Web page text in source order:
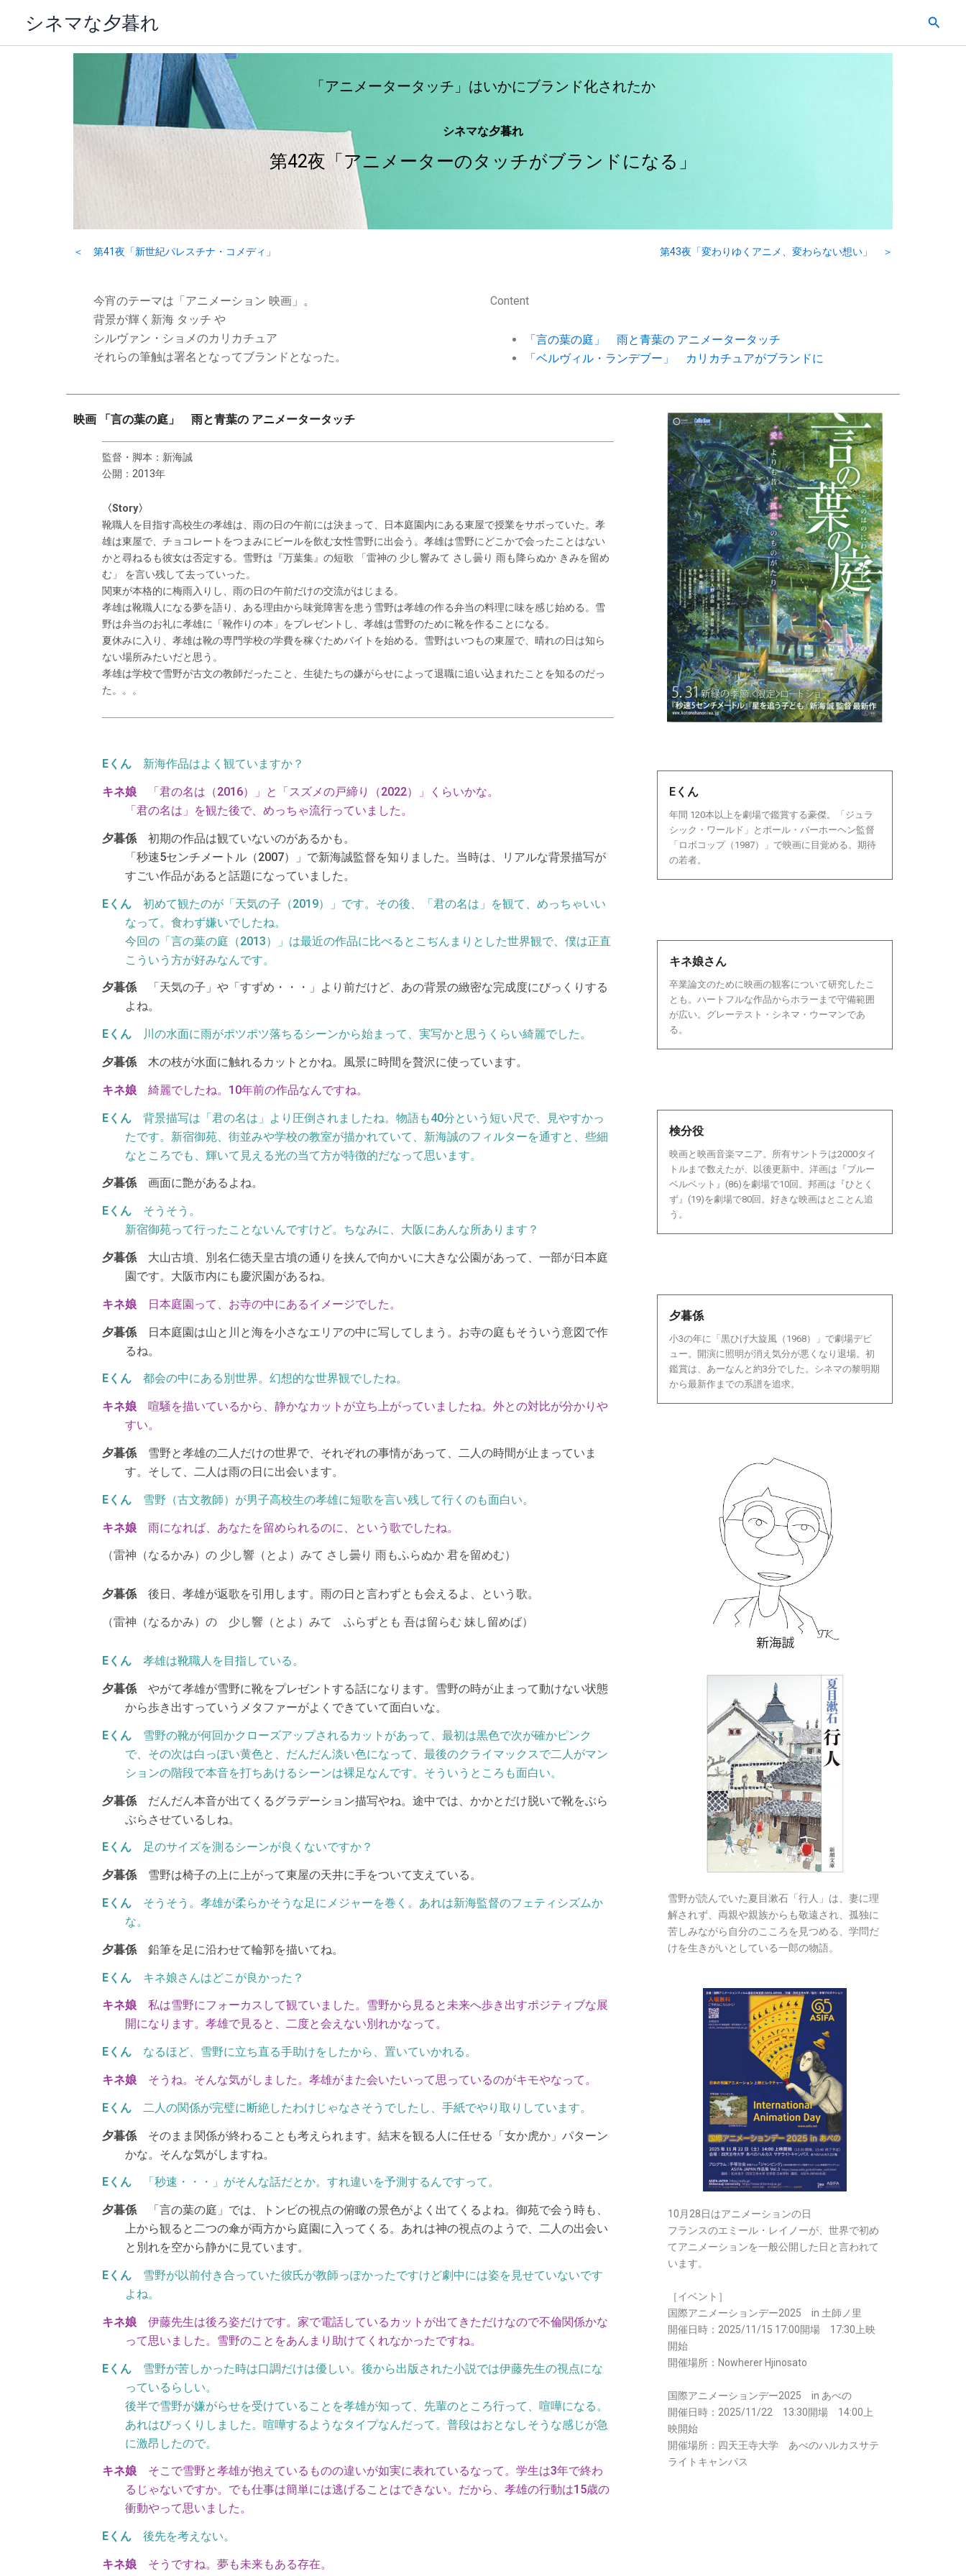
を
シネマな夕暮れ
検
「アニメータータッチ」はいかにブランド化されたか
シネマな夕暮れ
第42夜「アニメーターのタッチがブランドになる」
＜ 第41夜「新世紀パレスチナ・コメディ」 第43夜「変わりゆくアニメ、変わらない想い」 ＞
今宵のテーマは「アニメーション 映画」。
背景が輝く新海 タッチ や
シルヴァン・ショメのカリカチュア
それらの筆触は署名となってブランドとなった。
Content
「言の葉の庭」 雨と青葉の アニメータータッチ
「ベルヴィル・ランデブー」 カリカチュアがブランドに
映画 「言の葉の庭」 雨と青葉の アニメータータッチ
監督・脚本：新海誠
公開：2013年
〈Story〉
靴職人を目指す高校生の孝雄は、雨の日の午前には決まって、日本庭園内にある東屋で授業をサボっていた。孝
雄は東屋で、チョコレートをつまみにビールを飲む女性雪野に出会う。孝雄は雪野にどこかで会ったことはない
かと尋ねるも彼女は否定する。雪野は『万葉集』の短歌 「雷神の 少し響みて さし曇り 雨も降らぬか きみを留め
む」 を言い残して去っていった。
関東が本格的に梅雨入りし、雨の日の午前だけの交流がはじまる。
孝雄は靴職人になる夢を語り、ある理由から味覚障害を患う雪野は孝雄の作る弁当の料理に味を感じ始める。雪
野は弁当のお礼に孝雄に「靴作りの本」をプレゼントし、孝雄は雪野のために靴を作ることになる。
夏休みに入り、孝雄は靴の専門学校の学費を稼ぐためバイトを始める。雪野はいつもの東屋で、晴れの日は知ら
ない場所みたいだと思う。
孝雄は学校で雪野が古文の教師だったこと、生徒たちの嫌がらせによって退職に追い込まれたことを知るのだっ
た。。。
新海作品はよく観ていますか？
「君の名は（2016）」と「スズメの戸締り（2022）」くらいかな。
「君の名は」を観た後で、めっちゃ流行っていました。
初期の作品は観ていないのがあるかも。
「秒速5センチメートル（2007）」で新海誠監督を知りました。当時は、リアルな背景描写が
すごい作品があると話題になっていました。
初めて観たのが「天気の子（2019）」です。その後、「君の名は」を観て、めっちゃいい
なって。食わず嫌いでしたね。
今回の「言の葉の庭（2013）」は最近の作品に比べるとこぢんまりとした世界観で、僕は正直
こういう方が好みなんです。
「天気の子」や「すずめ・・・」より前だけど、あの背景の緻密な完成度にびっくりする
よね。
川の水面に雨がポツポツ落ちるシーンから始まって、実写かと思うくらい綺麗でした。
木の枝が水面に触れるカットとかね。風景に時間を贅沢に使っています。
綺麗でしたね。10年前の作品なんですね。
背景描写は「君の名は」より圧倒されましたね。物語も40分という短い尺で、見やすかっ
たです。新宿御苑、街並みや学校の教室が描かれていて、新海誠のフィルターを通すと、些細
なところでも、輝いて見える光の当て方が特徴的だなって思います。
画面に艶があるよね。
そうそう。
新宿御苑って行ったことないんですけど。ちなみに、大阪にあんな所あります？
大山古墳、別名仁徳天皇古墳の通りを挟んで向かいに大きな公園があって、一部が日本庭
園です。大阪市内にも慶沢園があるね。
日本庭園って、お寺の中にあるイメージでした。
日本庭園は山と川と海を小さなエリアの中に写してしまう。お寺の庭もそういう意図で作
るね。
都会の中にある別世界。幻想的な世界観でしたね。
喧騒を描いているから、静かなカットが立ち上がっていましたね。外との対比が分かりや
すい。
雪野と孝雄の二人だけの世界で、それぞれの事情があって、二人の時間が止まっていま
す。そして、二人は雨の日に出会います。
雪野（古文教師）が男子高校生の孝雄に短歌を言い残して行くのも面白い。
雨になれば、あなたを留められるのに、という歌でしたね。
（雷神（なるかみ）の 少し響（とよ）みて さし曇り 雨もふらぬか 君を留めむ）
後日、孝雄が返歌を引用します。雨の日と言わずとも会えるよ、という歌。
（雷神（なるかみ）の 少し響（とよ）みて ふらずとも 吾は留らむ 妹し留めば）
孝雄は靴職人を目指している。
やがて孝雄が雪野に靴をプレゼントする話になります。雪野の時が止まって動けない状態
から歩き出すっていうメタファーがよくできていて面白いな。
雪野の靴が何回かクローズアップされるカットがあって、最初は黒色で次が確かピンク
で、その次は白っぽい黄色と、だんだん淡い色になって、最後のクライマックスで二人がマン
ションの階段で本音を打ちあけるシーンは裸足なんです。そういうところも面白い。
だんだん本音が出てくるグラデーション描写やね。途中では、かかとだけ脱いで靴をぶら
ぶらさせているしね。
足のサイズを測るシーンが良くないですか？
雪野は椅子の上に上がって東屋の天井に手をついて支えている。
そうそう。孝雄が柔らかそうな足にメジャーを巻く。あれは新海監督のフェティシズムか
な。
鉛筆を足に沿わせて輪郭を描いてね。
キネ娘さんはどこが良かった？
私は雪野にフォーカスして観ていました。雪野から見ると未来へ歩き出すポジティブな展
開になります。孝雄で見ると、二度と会えない別れかなって。
なるほど、雪野に立ち直る手助けをしたから、置いていかれる。
そうね。そんな気がしました。孝雄がまた会いたいって思っているのがキモやなって。
二人の関係が完璧に断絶したわけじゃなさそうでしたし、手紙でやり取りしています。
そのまま関係が終わることも考えられます。結末を観る人に任せる「女か虎か」パターン
かな。そんな気がしますね。
「秒速・・・」がそんな話だとか。すれ違いを予測するんですって。
「言の葉の庭」では、トンビの視点の俯瞰の景色がよく出てくるよね。御苑で会う時も、
上から観ると二つの傘が両方から庭園に入ってくる。あれは神の視点のようで、二人の出会い
と別れを空から静かに見ています。
雪野が以前付き合っていた彼氏が教師っぽかったですけど劇中には姿を見せていないです
よね。
伊藤先生は後ろ姿だけです。家で電話しているカットが出てきただけなので不倫関係かな
って思いました。雪野のことをあんまり助けてくれなかったですね。
雪野が苦しかった時は口調だけは優しい。後から出版された小説では伊藤先生の視点にな
っているらしい。
後半で雪野が嫌がらせを受けていることを孝雄が知って、先輩のところ行って、喧嘩になる。
あれはびっくりしました。喧嘩するようなタイプなんだって。普段はおとなしそうな感じが急
に激昂したので。
そこで雪野と孝雄が抱えているものの違いが如実に表れているなって。学生は3年で終わ
るじゃないですか。でも仕事は簡単には逃げることはできない。だから、孝雄の行動は15歳の
衝動やって思いました。
後先を考えない。
そうですね。夢も未来もある存在。
Eくん
年間 120本以上を劇場で鑑賞する豪傑。「ジュラ
シック・ワールド」とポール・バーホーヘン監督
「ロボコップ（1987）」で映画に目覚める。期待
の若者。
キネ娘さん
卒業論文のために映画の観客について研究したこ
とも。ハートフルな作品からホラーまで守備範囲
が広い。グレーテスト・シネマ・ウーマンであ
る。
検分役
映画と映画音楽マニア。所有サントラは2000タイ
トルまで数えたが、以後更新中。洋画は『ブルー
ベルベット』(86)を劇場で10回。邦画は『ひとく
ず』(19)を劇場で80回。好きな映画はとことん追
う。
夕暮係
小3の年に「黒ひげ大旋風（1968）」で劇場デビ
ュー。開演に照明が消え気分が悪くなり退場。初
鑑賞は、あーなんと約3分でした。シネマの黎明期
から最新作までの系譜を追求。
雪野が読んでいた夏目漱石「行人」は、妻に理
解されず、両親や親族からも敬遠され、孤独に
苦しみながら自分のこころを見つめる、学問だ
けを生きがいとしている一郎の物語。
10月28日はアニメーションの日
フランスのエミール・レイノーが、世界で初め
てアニメーションを一般公開した日と言われて
います。
［イベント］
国際アニメーションデー2025 in 土師ノ里
開催日時：2025/11/15 17:00開場 17:30上映
開始
開催場所：Nowherer Hjinosato
国際アニメーションデー2025 in あべの
開催日時：2025/11/22 13:30開場 14:00上
映開始
開催場所：四天王寺大学 あべのハルカスサテ
ライトキャンパス